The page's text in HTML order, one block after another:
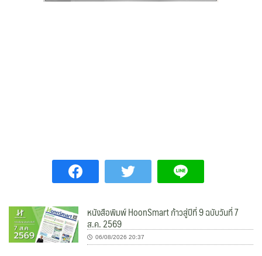
หนังสือพิมพ์ HoonSmart ก้าวสู่ปีที่ 9 ฉบับวันที่ 7
ส.ค. 2569
06/08/2026 20:37